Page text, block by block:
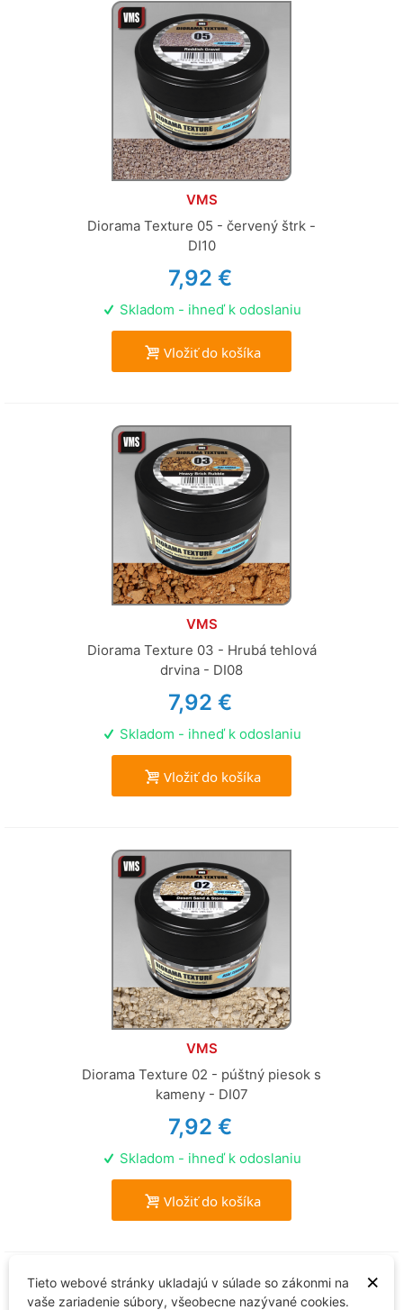
VMS
Diorama Texture 05 - červený štrk -
DI10
7,92 €
Skladom - ihneď k odoslaniu
Vložiť do košíka
VMS
Diorama Texture 03 - Hrubá tehlová
drvina - DI08
7,92 €
Skladom - ihneď k odoslaniu
Vložiť do košíka
VMS
Diorama Texture 02 - púštný piesok s
kameny - DI07
7,92 €
Skladom - ihneď k odoslaniu
Vložiť do košíka
×
Tieto webové stránky ukladajú v súlade so zákonmi na
vaše zariadenie súbory, všeobecne nazývané cookies.